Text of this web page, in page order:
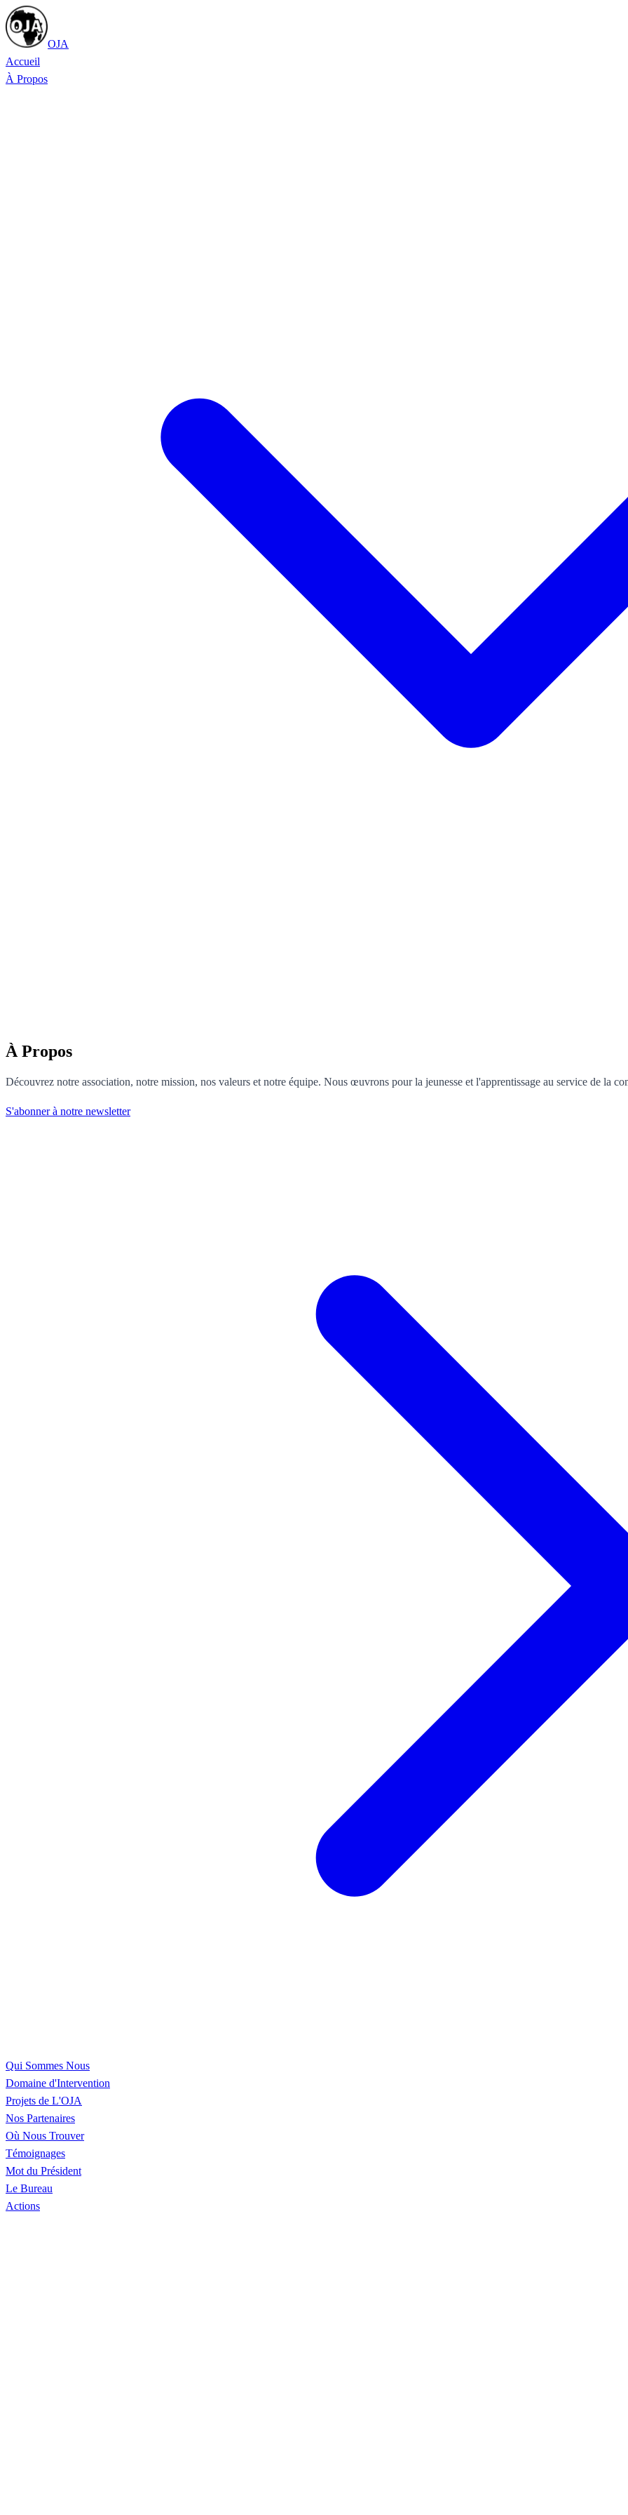
OJA
Accueil
À Propos
À Propos
Découvrez notre association, notre mission, nos valeurs et notre équipe. Nous œuvrons pour la jeunesse et l'apprentissage au service de la
S'abonner à notre newsletter
Qui Sommes Nous
Domaine d'Intervention
Projets de L'OJA
Nos Partenaires
Où Nous Trouver
Témoignages
Mot du Président
Le Bureau
Actions